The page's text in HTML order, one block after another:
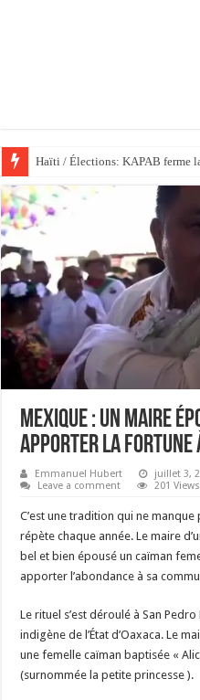
Haïti / Élections: KAPAB ferme
Mexique : Un maire
apporter la fortune
Emmanuel Hubert juillet 3,
Leave a comment
201 Views
C’est une tradition qui ne
répète chaque année. Le maire
bel et bien épousé un caïman
apporter l’abondance à sa
Le rituel s’est déroulé à San
indigène de l’État d’Oaxaca. Le
une femelle caïman baptisée «
(surnommée la petite princesse ).